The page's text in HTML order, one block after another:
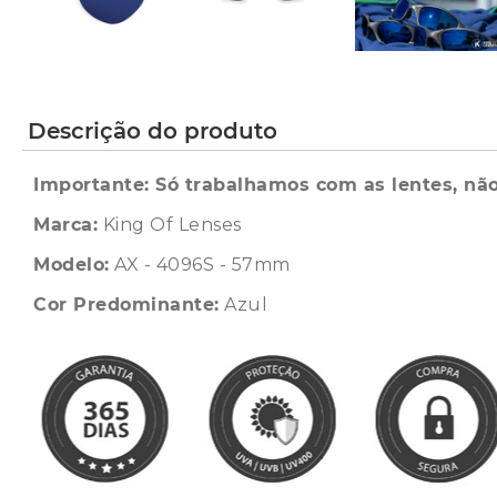
Descrição do produto
Importante: Só trabalhamos com as lentes,
Marca: King Of Lenses
Modelo: AX - 4096S - 57mm
Cor Predominante: Azul